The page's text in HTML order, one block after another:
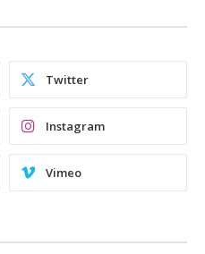
Twitter
Instagram
Vimeo